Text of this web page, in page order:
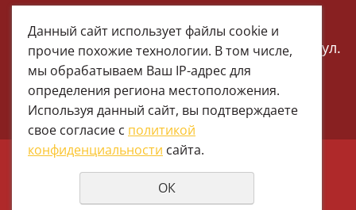
(MAX)
Екатеринбург, ул. Мира 2
Екатеринбург, ул.
Малышева 76
© 1997 - 2026 Меломания
Политика конфиденциальности
Данный сайт использует файлы cookie и
прочие похожие технологии. В том числе,
мы обрабатываем Ваш IP-адрес для
определения региона местоположения.
Используя данный сайт, вы подтверждаете
свое согласие с политикой
конфиденциальности сайта.
ОК